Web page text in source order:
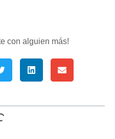
con alguien más!